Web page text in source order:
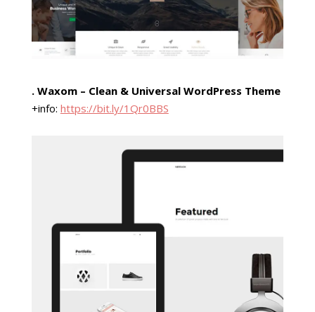
. Waxom – Clean & Universal WordPress Theme
+info: https://bit.ly/1Qr0BBS